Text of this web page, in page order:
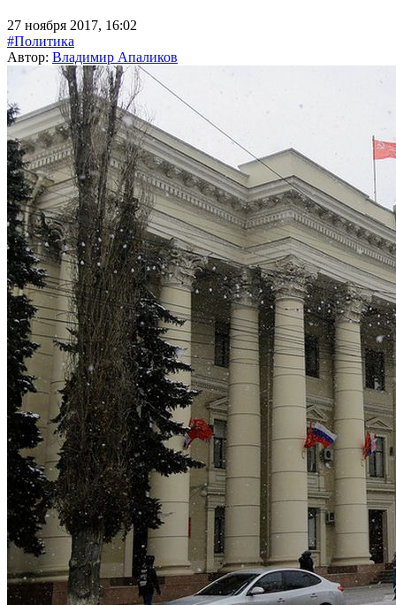
27 ноября 2017, 16:02
#Политика
Автор: Владимир Апаликов